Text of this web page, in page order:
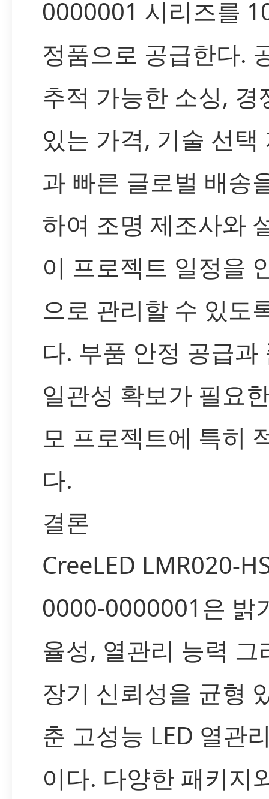
0000001 시리즈를
정품으로 공급한다.
추적 가능한 소싱, 경
있는 가격, 기술 선택
과 빠른 글로벌 배송
하여 조명 제조사와
이 프로젝트 일정을
으로 관리할 수 있도
다. 부품 안정 공급과
일관성 확보가 필요
모 프로젝트에 특히
다.
결론
CreeLED LMR020-
0000-0000001은 밝
율성, 열관리 능력 그
장기 신뢰성을 균형
춘 고성능 LED 열관
이다. 다양한 패키지